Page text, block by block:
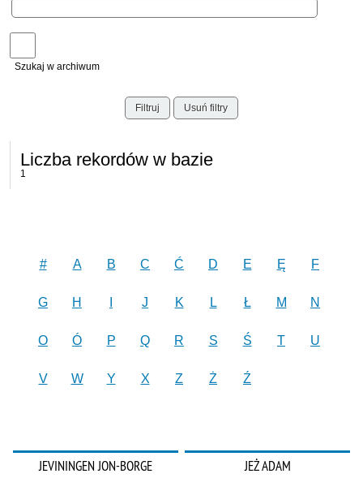
Szukaj w archiwum
Filtruj Usuń filtry
Liczba rekordów w bazie
1
# A B C Ć D E Ę F
G H J K L Ł M N
O Ó P Q R S Ś T U
V W Y X Z Ż Ź
JEVININGEN JON-BORGE JEŻ ADAM